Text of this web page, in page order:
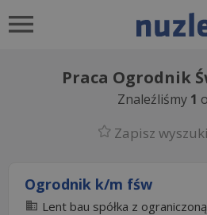
Praca Ogrodnik
Znaleźliśmy 1
Zapisz
Ogrodnik k/m fśw
Lent bau spółka z